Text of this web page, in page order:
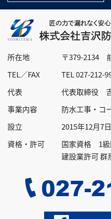
所在地
〒379-2134
TEL／FAX
TEL 027-212-
代表
代表取締役
事業内容
防水工事・コ
設立
2015年12月7日
資格・許可
国家資格 1級
建設業許可 群
027-